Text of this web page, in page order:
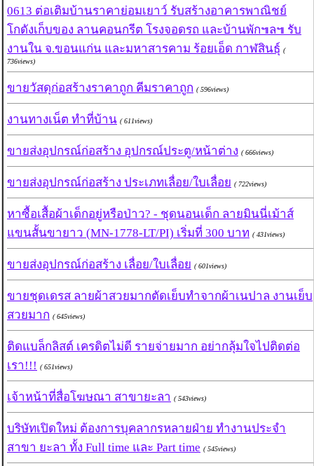
0613 ต่อเติมบ้านราคาย่อมเยาว์ รับสร้างอาคารพาณิชย์
โกดังเก็บของ ลานคอนกรีต โรงจอดรถ และบ้านพัก๚ล๚ รับ
งานใน จ.ขอนแก่น และมหาสารคาม ร้อยเอ็ด กาฬสินธุ์ (
736views)
ขายวัสดุก่อสร้างราคาถูก คีมราคาถูก ( 596views)
งานทางเน็ต ทำที่บ้าน ( 611views)
ขายส่งอุปกรณ์ก่อสร้าง อุปกรณ์ประตู/หน้าต่าง ( 666views)
ขายส่งอุปกรณ์ก่อสร้าง ประเภทเลื่อย/ใบเลื่อย ( 722views)
หาซื้อเสื้อผ้าเด็กอยู่หรือป่าว? - ชุดนอนเด็ก ลายมินนี่เม้าส์
แขนสั้นขายาว (MN-1778-LT/PI) เริ่มที่ 300 บาท ( 431views)
ขายส่งอุปกรณ์ก่อสร้าง เลื่อย/ใบเลื่อย ( 601views)
ขายชุดเดรส ลายผ้าสวยมากตัดเย็บทำจากผ้าเนปาล งานเย็บ
สวยมาก ( 645views)
ติดแบล็กลิสต์ เครดิตไม่ดี รายจ่ายมาก อย่ากลุ้มใจไปติดต่อ
เรา!!! ( 651views)
เจ้าหน้าที่สื่อโฆษณา สาขายะลา ( 543views)
บริษัทเปิดใหม่ ต้องการบุคลากรหลายฝ่าย ทำงานประจำ
สาขา ยะลา ทั้ง Full time และ Part time ( 545views)